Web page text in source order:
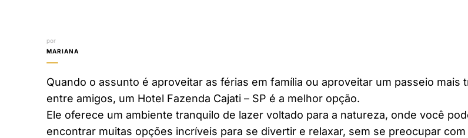
por
MARIANA
Quando o assunto é aproveitar as férias em família ou aproveitar um passeio mais
entre amigos, um Hotel Fazenda Cajati – SP é a melhor opção.
Ele oferece um ambiente tranquilo de lazer voltado para a natureza, onde você
encontrar muitas opções incríveis para se divertir e relaxar, sem se preocupar